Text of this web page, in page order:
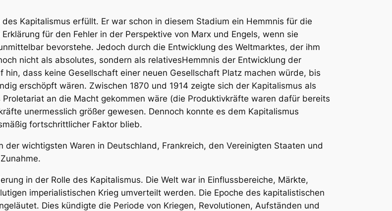
Kapitalismus erfüllt. Er war schon in diesem Stadium ein Hemmnis für die
für den Fehler in der Perspektive von Marx und Engels, wenn sie
bevorstehe. Jedoch durch die Entwicklung des Weltmarktes, der ihm
nicht als absolutes, sondern als relativesHemmnis der Entwicklung der
dass keine Gesellschaft einer neuen Gesellschaft Platz machen würde, bis
erschöpft wären. Zwischen 1870 und 1914 zeigte sich der Kapitalismus als
an die Macht gekommen wäre (die Produktivkräfte waren dafür bereits
unermesslich größer gewesen. Dennoch konnte es dem Kapitalismus
fortschrittlicher Faktor blieb.
wichtigsten Waren in Deutschland, Frankreich, den Vereinigten Staaten und
in der Rolle des Kapitalismus. Die Welt war in Einflussbereiche, Märkte,
imperialistischen Krieg umverteilt werden. Die Epoche des kapitalistischen
Dies kündigte die Periode von Kriegen, Revolutionen, Aufständen und